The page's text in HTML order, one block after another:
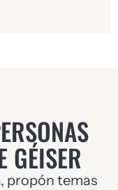
GÉISER
propón temas